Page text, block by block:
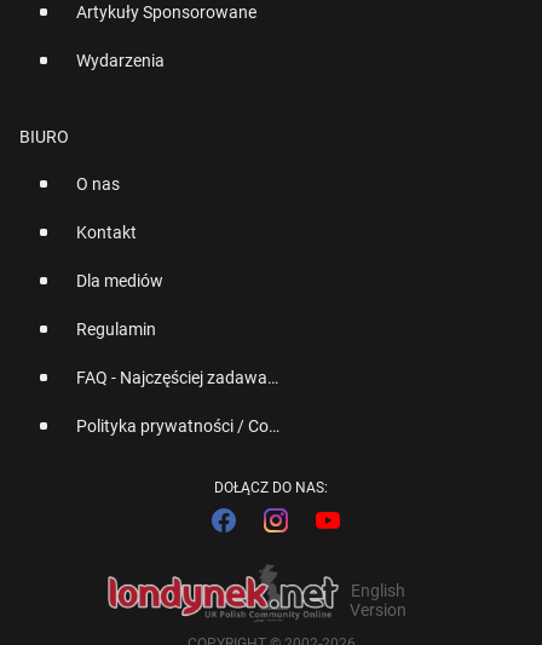
Artykuły Sponsorowane
Wydarzenia
BIURO
O nas
Kontakt
Dla mediów
Regulamin
FAQ - Najczęściej zadawane pytania
Polityka prywatności / Cookies
DOŁĄCZ DO NAS:
English
Version